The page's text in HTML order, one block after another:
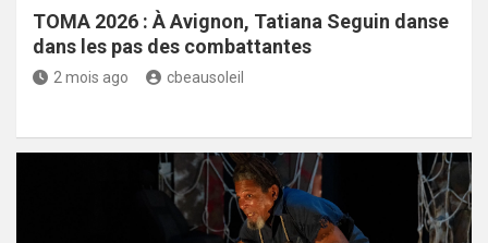
TOMA 2026 : À Avignon, Tatiana Seguin danse
dans les pas des combattantes
2 mois ago cbeausoleil